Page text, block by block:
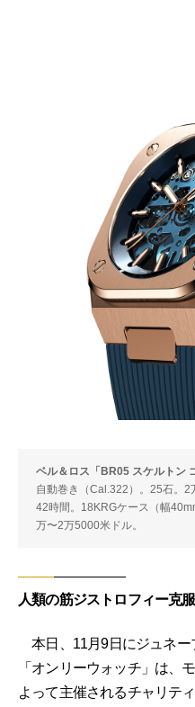
ベル＆ロス「BR05 スケルトン
自動巻き（Cal.322）。25石。
42時間。18KRGケース（幅
万〜2万5000米ドル。
人類の筋ジストロフィー克
本日、11月9日にジュネー
「オンリーウォッチ」は、
よって主催されるチャリテ